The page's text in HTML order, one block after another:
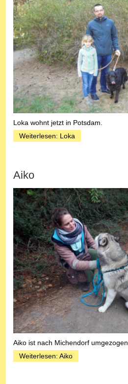
Loka wohnt jetzt in Potsdam.
Weiterlesen: Loka
Aiko
Aiko ist nach Michendorf umgezogen.
Weiterlesen: Aiko